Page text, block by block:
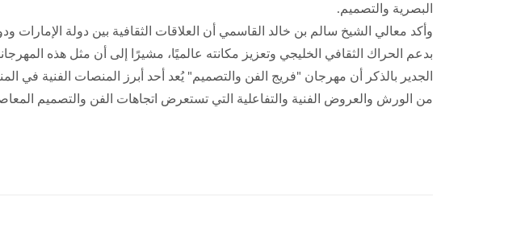
البصرية والتصميم.
وأكد معالي الشيخ سالم بن خالد القاسمي أن العلاقات الثقافية بين دولة الإمارات
بدعم الحراك الثقافي الخليجي وتعزيز مكانته عالميًا، مشيرًا إلى أن مثل هذه
من الورش والعروض الفنية والتفاعلية التي تستعرض اتجاهات الفن والتصميم